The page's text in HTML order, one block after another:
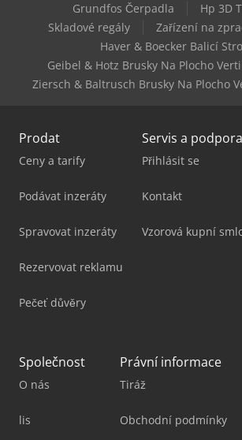
Ras Flexibend 73.40
Wood-Mizer Lt40
Grundfos Čerpadla
Hp 3D
Skladové regály
Zařízení na
Haver & Boecker Balicí
Geibel & Hotz Brusky Na Plocho
Ziersch & Baltrusch Brusky Na Plocho
Prodat
Ceny a tarify
Podávat inzeráty
Spravovat inzeráty
Rezervovat reklamu
Pečeť důvěry
Servis a podpora
Přihlásit se
Kontakt
Vzorová kupní
Společnost
O nás
lis
Právní informace
Tiráž
Obchodní podmínky